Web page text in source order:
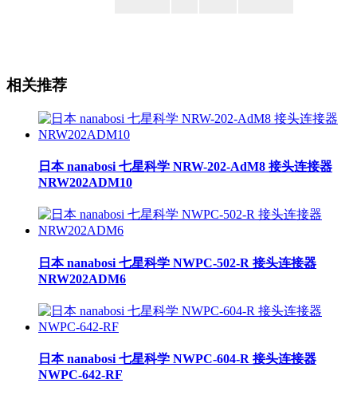
相关推荐
日本 nanabosi 七星科学 NRW-202-AdM8 接头连接器
NRW202ADM10
日本 nanabosi 七星科学 NWPC-502-R 接头连接器
NRW202ADM6
日本 nanabosi 七星科学 NWPC-604-R 接头连接器
NWPC-642-RF